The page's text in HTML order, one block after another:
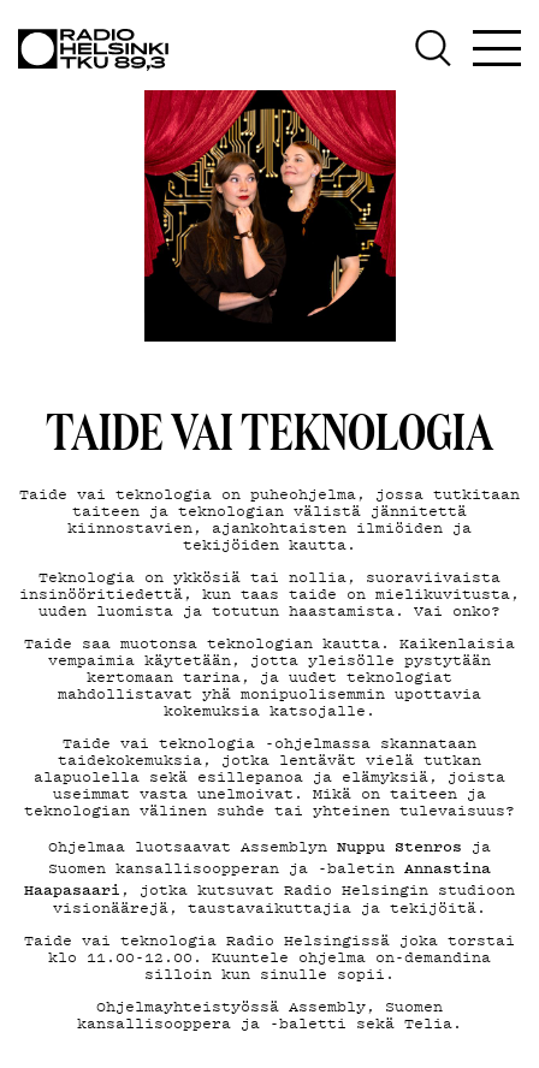
TEKIJÄT
ON-
DEMAND
TAIDE VAI TEKNOLOGIA
Taide vai teknologia on puheohjelma, jossa tutkitaan
taiteen ja teknologian välistä jännitettä
kiinnostavien, ajankohtaisten ilmiöiden ja
tekijöiden kautta.
Teknologia on ykkösiä tai nollia, suoraviivaista
insinööritiedettä, kun taas taide on mielikuvitusta,
uuden luomista ja totutun haastamista. Vai onko?
Taide saa muotonsa teknologian kautta. Kaikenlaisia
vempaimia käytetään, jotta yleisölle pystytään
kertomaan tarina, ja uudet teknologiat
mahdollistavat yhä monipuolisemmin upottavia
kokemuksia katsojalle.
Taide vai teknologia -ohjelmassa skannataan
taidekokemuksia, jotka lentävät vielä tutkan
alapuolella sekä esillepanoa ja elämyksiä, joista
useimmat vasta unelmoivat. Mikä on taiteen ja
teknologian välinen suhde tai yhteinen tulevaisuus?
Ohjelmaa luotsaavat Assemblyn Nuppu Stenros ja
Suomen kansallisoopperan ja -baletin Annastina
Haapasaari , jotka kutsuvat Radio Helsingin studioon
visionäärejä, taustavaikuttajia ja tekijöitä.
Taide vai teknologia Radio Helsingissä joka torstai
klo 11.00-12.00. Kuuntele ohjelma on-demandina
silloin kun sinulle sopii.
Ohjelmayhteistyössä Assembly, Suomen
kansallisooppera ja -baletti sekä Telia.